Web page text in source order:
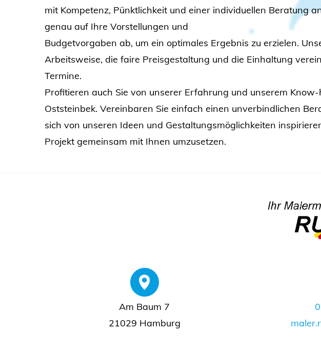
mit Kompetenz, Pünktlichkeit und einer individuellen Beratung
genau auf Ihre Vorstellungen und
Budgetvorgaben ab, um ein optimales Ergebnis zu erzielen.
Arbeitsweise, die faire Preisgestaltung und die Einhaltung
Termine.
Profitieren auch Sie von unserer Erfahrung und unserem
Oststeinbek. Vereinbaren Sie einfach einen unverbindlichen
sich von unseren Ideen und Gestaltungsmöglichkeiten
Projekt gemeinsam mit Ihnen umzusetzen.
Am Baum 7
21029 Hamburg